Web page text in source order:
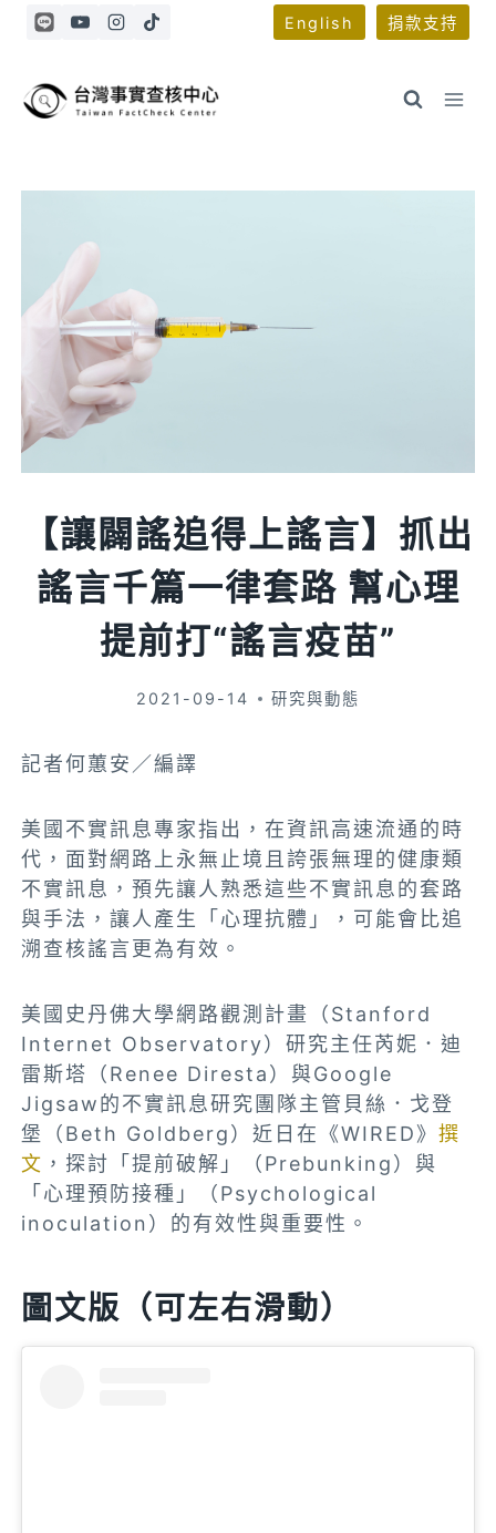
Skip
English 捐款支持
【讓闢謠追得上謠言】抓出
謠言千篇一律套路 幫心理
提前打“謠言疫苗”
2021-09-14 研究與動態
記者何蕙安／編譯
美國不實訊息專家指出，在資訊高速流通的時
代，面對網路上永無止境且誇張無理的健康類
不實訊息，預先讓人熟悉這些不實訊息的套路
與手法，讓人產生「心理抗體」，可能會比追
溯查核謠言更為有效。
美國史丹佛大學網路觀測計畫（Stanford
Internet Observatory）研究主任芮妮．迪
雷斯塔（Renee Diresta）與Google
Jigsaw的不實訊息研究團隊主管貝絲．戈登
堡（Beth Goldberg）近日在《WIRED》撰
文 ，探討「提前破解」（Prebunking）與
「心理預防接種」（Psychological
inoculation）的有效性與重要性。
圖文版（可左右滑動）